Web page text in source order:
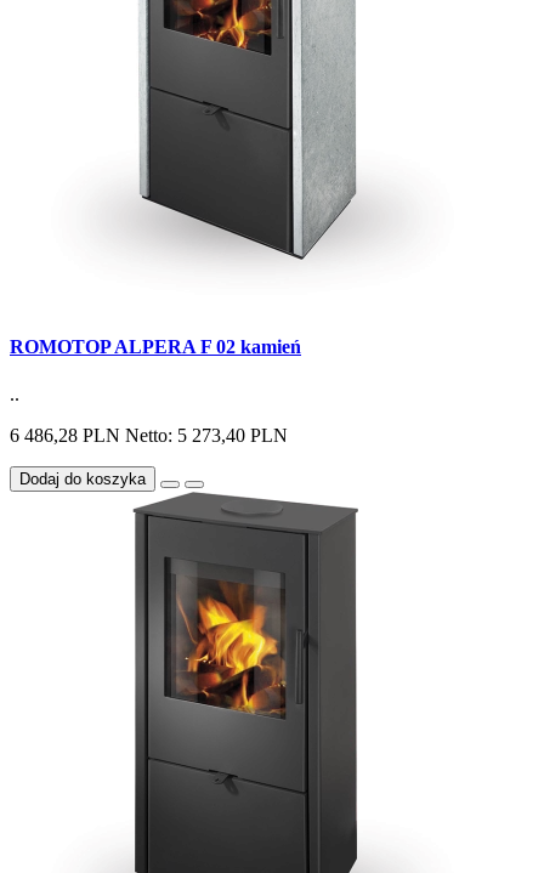
ROMOTOP ALPERA F 02 kamień
..
6 486,28 PLN Netto: 5 273,40 PLN
Dodaj do koszyka